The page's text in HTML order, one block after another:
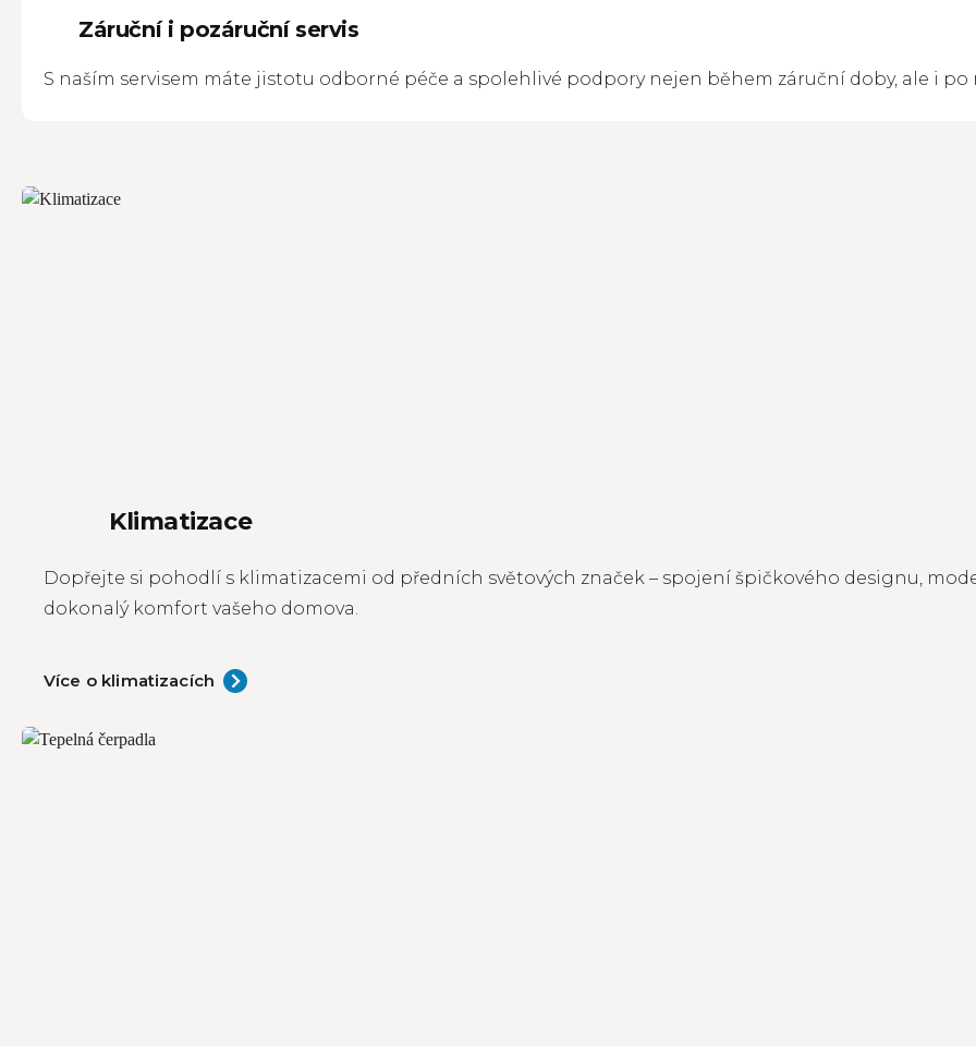
Záruční i pozáruční servis
S naším servisem máte jistotu odborné péče a spolehlivé podpory nejen během záruční doby, ale i po
Klimatizace
Dopřejte si pohodlí s klimatizacemi od předních světových značek – spojení špičkového designu,
dokonalý komfort vašeho domova.
Více o klimatizacích